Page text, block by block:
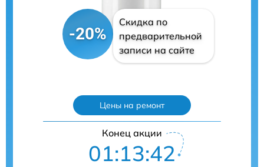
-20%
Скидка по
предварительной
записи на сайте
Цены на ремонт
Конец акции
01:13:41